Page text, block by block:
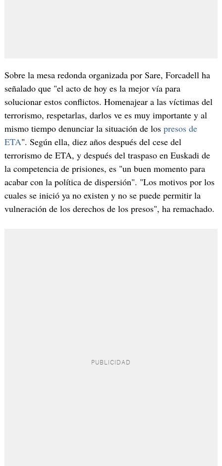
Sobre la mesa redonda organizada por Sare, Forcadell ha
señalado que "el acto de hoy es la mejor vía para
solucionar estos conflictos. Homenajear a las víctimas del
terrorismo, respetarlas, darlos ve es muy importante y al
mismo tiempo denunciar la situación de los presos de
ETA". Según ella, diez años después del cese del
terrorismo de ETA, y después del traspaso en Euskadi de
la competencia de prisiones, es "un buen momento para
acabar con la política de dispersión". "Los motivos por los
cuales se inició ya no existen y no se puede permitir la
vulneración de los derechos de los presos", ha remachado.